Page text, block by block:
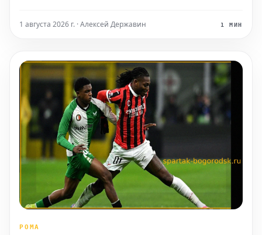
возможность проявить себя и заслужить доверие
1 августа 2026 г. · Алексей Державин 1 МИН
РОМА